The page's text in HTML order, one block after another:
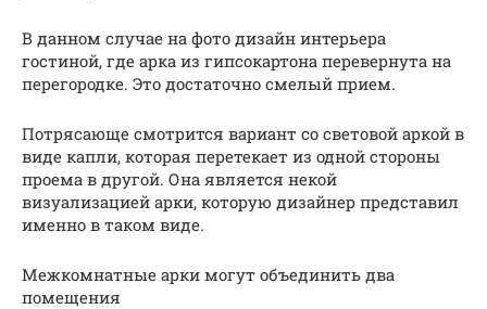
В данном случае на фото дизайн интерьера
гостиной, где арка из гипсокартона перевернута на
перегородке. Это достаточно смелый прием.
Потрясающе смотрится вариант со световой аркой в
виде капли, которая перетекает из одной стороны
проема в другой. Она является некой
визуализацией арки, которую дизайнер представил
именно в таком виде.
Межкомнатные арки могут объединить два
помещения